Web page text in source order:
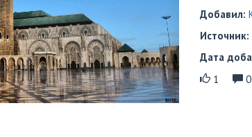
Добавил:
Источник:
Дата
1
0